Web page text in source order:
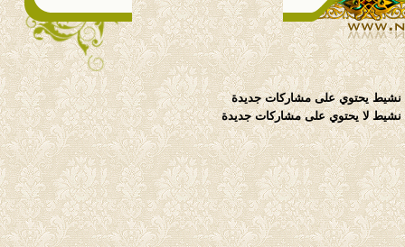
يحتوي على مشاركات جديدة
لا يحتوي على مشاركات جديدة